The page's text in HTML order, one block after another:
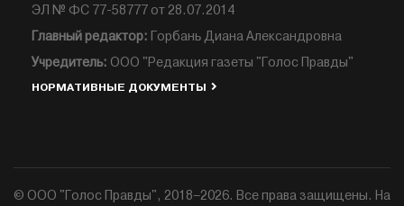
ЭЛ № ФС 77-58777 от 28.07.2014
Главный редактор: Горбань Диана Александровна
Учредитель: ООО "Редакция газеты "Голос Правды"
НОРМАТИВНЫЕ ДОКУМЕНТЫ
© ООО "Голос Правды", 2018–2026. Все права защищены. На